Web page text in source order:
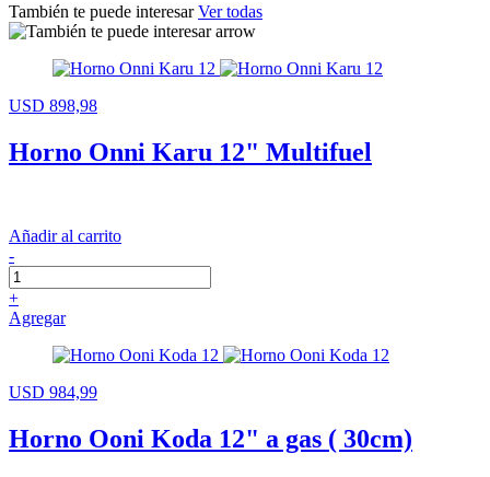
También te puede interesarVer todas
USD 898,98
Horno Onni Karu 12" Multifuel
Añadir al carrito
-
+
Agregar
USD 984,99
Horno Ooni Koda 12" a gas ( 30cm)